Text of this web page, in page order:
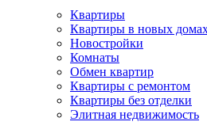
Квартиры
Квартиры в новых
Новостройки
Комнаты
Обмен квартир
Квартиры с ремонтом
Квартиры без отделки
Элитная недвижимость